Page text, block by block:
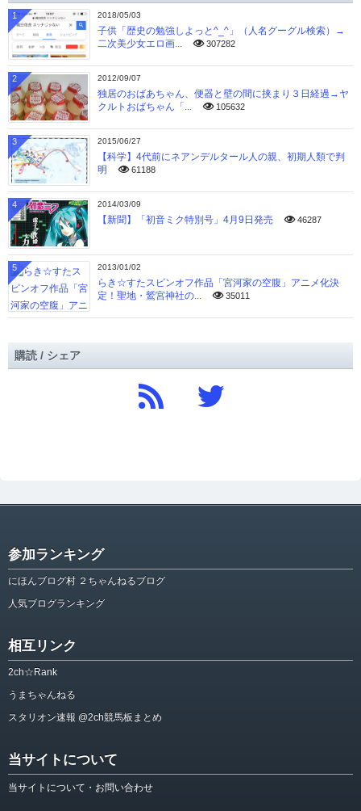
2018/05/03
子供「歴史の勉強しよっと^_^」（人名グーグル検索）→
二次美少女エロ画...
307282
1
2012/09/07
独居のおばあちゃん、便器と壁の間に挟まり３日経過→ヤ
クルトおばちゃん「...
105632
2
2015/06/27
【科学】4代前にネアンデルタール人の親、初期人類で判
明
61188
3
2014/03/09
【新聞】「初音ミク特別号」4月9日発売 46287
4
2013/01/02
らき☆すたスピンオフ作品「宮河家の空腹」アニメ化決
定！聖地・鷲宮神社の...
35011
5
購読 / シェア
参加ランキング
にほんブログ村 ２ちゃんねるブログ
人気ブログランキング
相互リンク
2ch☆Rank
うまちゃんねる
スタリオン速報 @2ch競馬板まとめ
当サイトについて
当サイトについて・お問い合わせ